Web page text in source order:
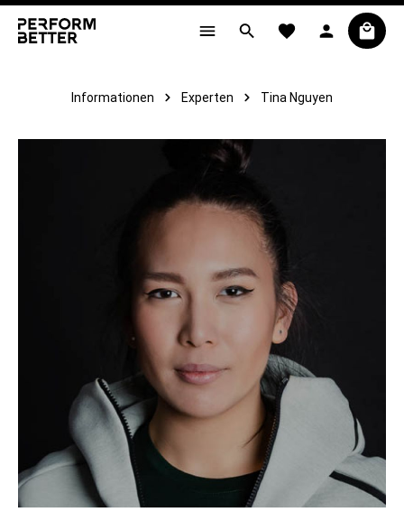
springen
Informationen Experten Tina Nguyen